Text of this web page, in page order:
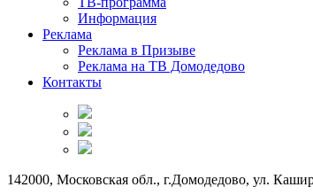
Информация
Реклама
Реклама в Призыве
Реклама на ТВ Домодедово
Контакты
142000, Московская обл., г.Домодедово, ул.